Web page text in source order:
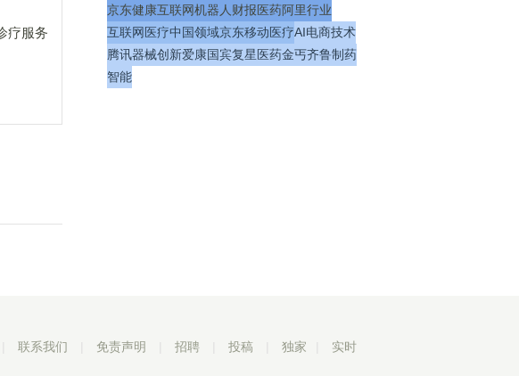
疗服务
京东健康互联网机器人 财报医药阿里行业
互联网医疗中国领域京东移动医疗AI电商技术
腾讯器械创新爱康国宾复星医药金丐齐鲁制药
智能
联系我们 免责声明 招聘 投稿 独家 实时